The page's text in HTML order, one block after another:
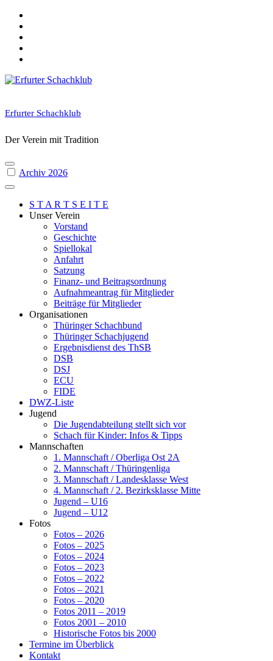
Skip
content
Erfurter Schachklub
Der Verein mit Tradition
Archiv 2026
S T A R T S E I T E
Unser Verein
Vorstand
Geschichte
Spiellokal
Anfahrt
Satzung
Finanz- und Beitragsordnung
Aufnahmeantrag für Mitglieder
Beiträge für Mitglieder
Organisationen
Thüringer Schachbund
Thüringer Schachjugend
Ergebnisdienst des ThSB
DSB
DSJ
ECU
FIDE
DWZ-Liste
Jugend
Die Jugendabteilung stellt sich vor
Schach für Kinder: Infos & Tipps
Mannschaften
1. Mannschaft / Oberliga Ost 2A
2. Mannschaft / Thüringenliga
3. Mannschaft / Landesklasse West
4. Mannschaft / 2. Bezirksklasse Mitte
Jugend – U16
Jugend – U12
Fotos
Fotos – 2026
Fotos – 2025
Fotos – 2024
Fotos – 2023
Fotos – 2022
Fotos – 2021
Fotos – 2020
Fotos 2011 – 2019
Fotos 2001 – 2010
Historische Fotos bis 2000
Termine im Überblick
Kontakt